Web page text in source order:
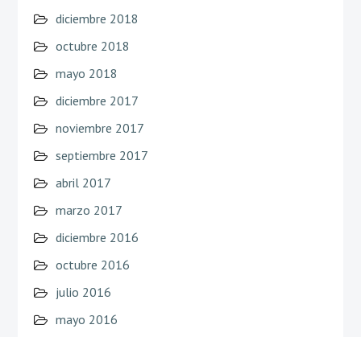
diciembre 2018
octubre 2018
mayo 2018
diciembre 2017
noviembre 2017
septiembre 2017
abril 2017
marzo 2017
diciembre 2016
octubre 2016
julio 2016
mayo 2016